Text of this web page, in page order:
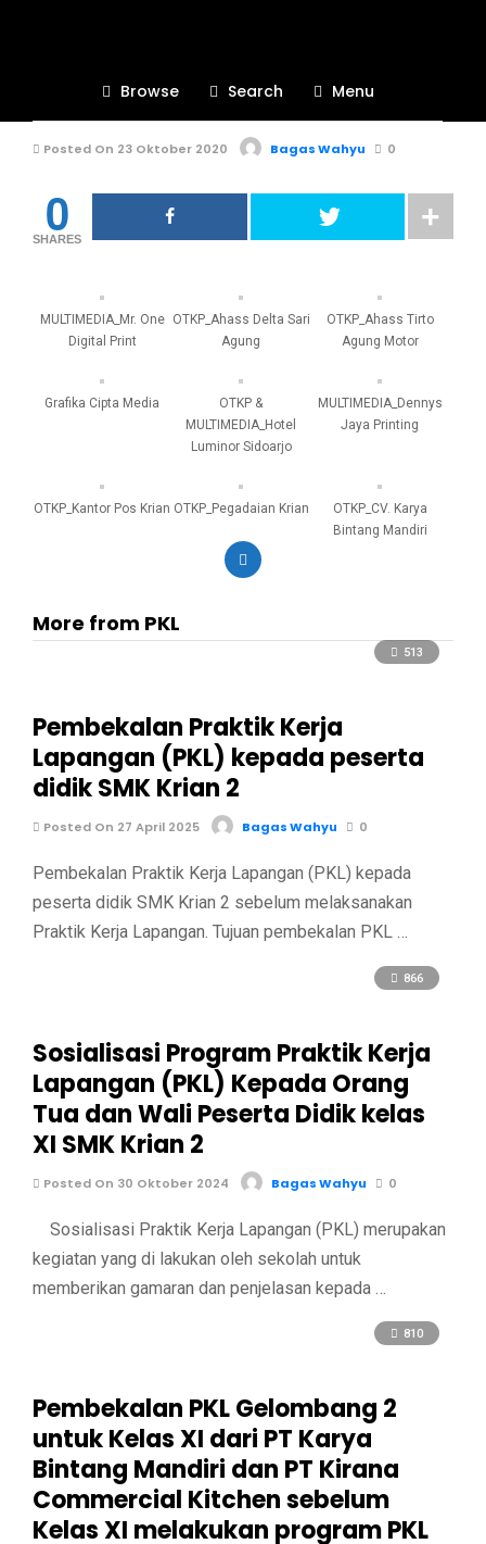
Browse Search Menu
GALERI PKL
Posted On 23 Oktober 2020 Bagas Wahyu 0
0
SHARES
MULTIMEDIA_Mr. One
Digital Print
OTKP_Ahass Delta Sari
Agung
OTKP_Ahass Tirto
Agung Motor
Grafika Cipta Media
OTKP &
MULTIMEDIA_Hotel
Luminor Sidoarjo
MULTIMEDIA_Dennys
Jaya Printing
OTKP_Kantor Pos Krian OTKP_Pegadaian Krian
OTKP_CV. Karya
Bintang Mandiri
More from PKL
513
Pembekalan Praktik Kerja
Lapangan (PKL) kepada peserta
didik SMK Krian 2
Posted On 27 April 2025 Bagas Wahyu 0
Pembekalan Praktik Kerja Lapangan (PKL) kepada
peserta didik SMK Krian 2 sebelum melaksanakan
Praktik Kerja Lapangan. Tujuan pembekalan PKL …
866
Sosialisasi Program Praktik Kerja
Lapangan (PKL) Kepada Orang
Tua dan Wali Peserta Didik kelas
XI SMK Krian 2
Posted On 30 Oktober 2024 Bagas Wahyu 0
Sosialisasi Praktik Kerja Lapangan (PKL) merupakan
kegiatan yang di lakukan oleh sekolah untuk
memberikan gamaran dan penjelasan kepada …
810
Pembekalan PKL Gelombang 2
untuk Kelas XI dari PT Karya
Bintang Mandiri dan PT Kirana
Commercial Kitchen sebelum
Kelas XI melakukan program PKL